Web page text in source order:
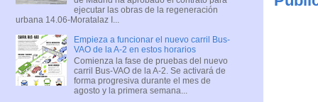
ejecutar las obras de la regeneración
urbana 14.06-Moratalaz I...
Empieza a funcionar el nuevo carril Bus-
VAO de la A-2 en estos horarios
Comienza la fase de pruebas del nuevo
carril Bus-VAO de la A-2. Se activará de
forma progresiva durante el mes de
agosto y la primera semana...